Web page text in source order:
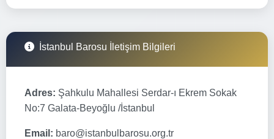
İstanbul Barosu İletişim Bilgileri
Adres: Şahkulu Mahallesi Serdar-ı Ekrem Sokak
No:7 Galata-Beyoğlu /İstanbul
Email: baro@istanbulbarosu.org.tr